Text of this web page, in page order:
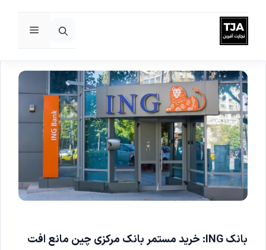
پرش
به
محتوا
فهرست
بانک ING: خرید مستمر بانک مرکزی چین مانع افت